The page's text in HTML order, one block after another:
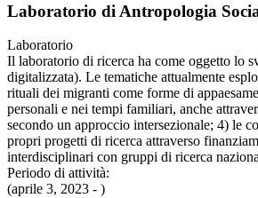
Laboratorio di Antropologia
Laboratorio
Il laboratorio di ricerca ha come oggetto lo
digitalizzata). Le tematiche attualmente
rituali dei migranti come forme di
personali e nei tempi familiari, anche
secondo un approccio intersezionale; 4) le
propri progetti di ricerca attraverso
interdisciplinari con gruppi di ricerca
Periodo di attività:
(aprile 3, 2023 - )